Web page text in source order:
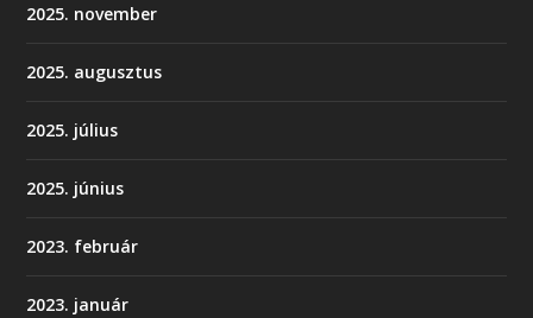
2025. november
2025. augusztus
2025. július
2025. június
2023. február
2023. január